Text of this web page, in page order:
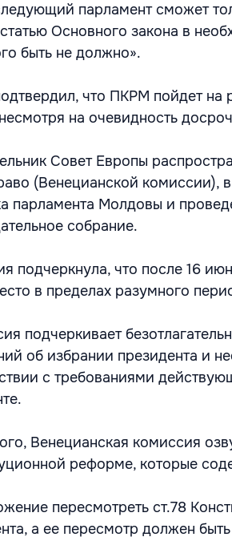
парламент сможет
Основного закона в
быть не должно».
что ПКРМ пойдет
на очевидность
Совет Европы
(Венецианской комиссии),
парламента Молдовы и
собрание.
подчеркнула, что после 16
в пределах разумного
подчеркивает
об избрании президента и
с требованиями
Венецианская комиссия
реформе, которые
пересмотреть ст.78
а ее пересмотр должен